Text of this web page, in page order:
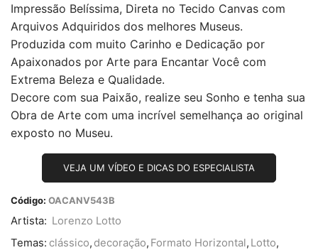
Impressão Belíssima, Direta no Tecido Canvas com
Arquivos Adquiridos dos melhores Museus.
Produzida com muito Carinho e Dedicação por
Apaixonados por Arte para Encantar Você com
Extrema Beleza e Qualidade.
Decore com sua Paixão, realize seu Sonho e tenha sua
Obra de Arte com uma incrível semelhança ao original
exposto no Museu.
VEJA UM VÍDEO E DICAS DO ESPECIALISTA
Código: OACANV543B
Artista: Lorenzo Lotto
Temas: clássico, decoração, Formato Horizontal, Lotto,